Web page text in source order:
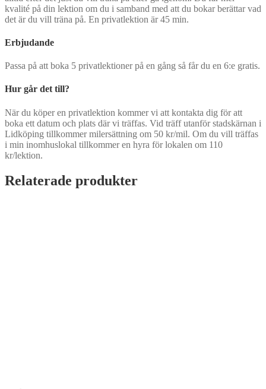
kvalité på din lektion om du i samband med att du bokar berättar vad
det är du vill träna på. En privatlektion är 45 min.
Erbjudande
Passa på att boka 5 privatlektioner på en gång så får du en 6:e gratis.
Hur går det till?
När du köper en privatlektion kommer vi att kontakta dig för att
boka ett datum och plats där vi träffas. Vid träff utanför stadskärnan i
Lidköping tillkommer milersättning om 50 kr/mil. Om du vill träffas
i min inomhuslokal tillkommer en hyra för lokalen om 110
kr/lektion.
Relaterade produkter